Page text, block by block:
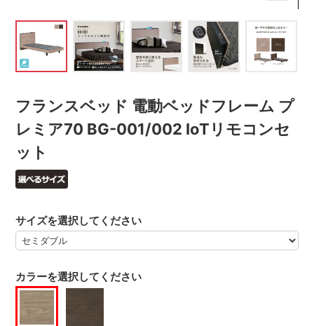
フランスベッド 電動ベッドフレーム プ
レミア70 BG-001/002 IoTリモコンセ
ット
カラーを選択してください
サイズを選択してください